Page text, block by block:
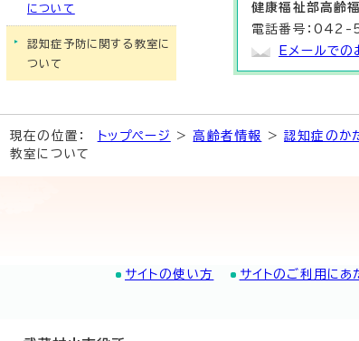
健康福祉部高齢
電話番号：
Eメールでの
について
認知症予防に関する教室に
ついて
現在の位置： トップページ > 高齢者情報 >認知症のか
教室について
サイトの使い方 サイトのご利用にあ